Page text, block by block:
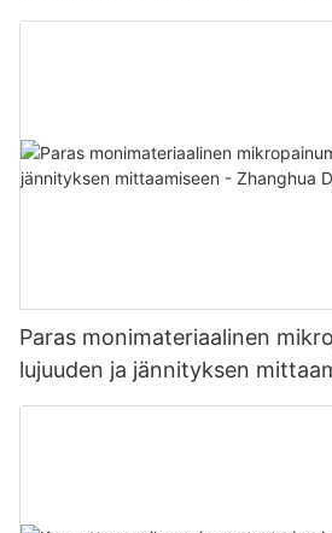
kuivausyksikkö terillä
Paras monimateriaalinen
lujuuden ja jännityksen
Dryer